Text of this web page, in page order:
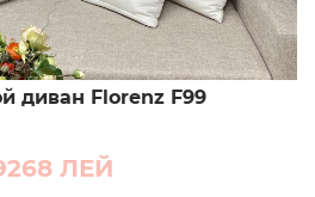
диван Florenz F99
ЛЕЙ